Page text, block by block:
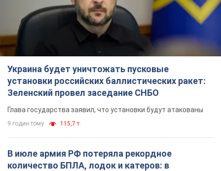
Украина будет уничтожать пусковые
установки российских баллистических ракет:
Зеленский провел заседание СНБО
Глава государства заявил, что установки будут атакованы
9 годин тому 115,7 т.
В июле армия РФ потеряла рекордное
количество БПЛА, лодок и катеров: в